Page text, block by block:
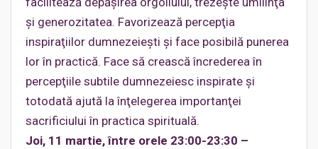
şi generozitatea. Favorizează percepţia
inspiraţiilor dumnezeieşti şi face posibilă punerea
lor în practică. Face să crească încrederea în
percepţiile subtile dumnezeiesc inspirate şi
totodată ajută la înţelegerea importanţei
sacrificiului în practica spirituală.
Joi, 11 martie, între orele 23:00-23:30 –